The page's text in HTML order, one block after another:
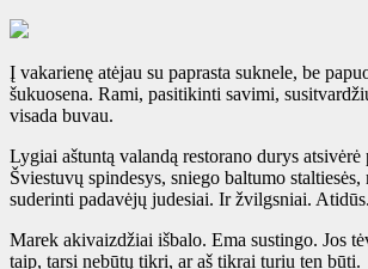
Į vakarienę atėjau su paprasta suknele, be
šukuosena. Rami, pasitikinti savimi,
visada buvau.
Lygiai aštuntą valandą restorano durys atsivėrė
Šviestuvų spindesys, sniego baltumo
suderinti padavėjų judesiai. Ir žvilgsniai.
Marek akivaizdžiai išbalo. Ema sustingo. Jos
taip, tarsi nebūtų tikri, ar aš tikrai turiu ten būti.